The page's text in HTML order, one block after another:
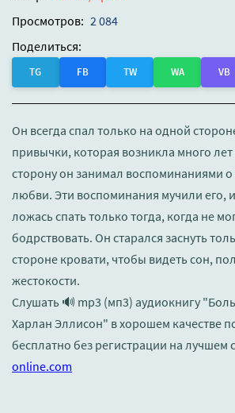
Просмотров: 2 084
Поделиться:
TG FB TW WA VB
Он всегда спал только на одной
привычки, которая возникла много
сторону он занимал воспоминаниями
любви. Эти воспоминания мучили его,
ложась спать только тогда, когда не
бодрствовать. Он старался заснуть
стороне кровати, чтобы видеть сон,
жестокости.
Слушать 🔊 mp3 (мп3) аудиокнигу
Харлан Эллисон" в хорошем качестве
бесплатно без регистрации на лучшем
online.com